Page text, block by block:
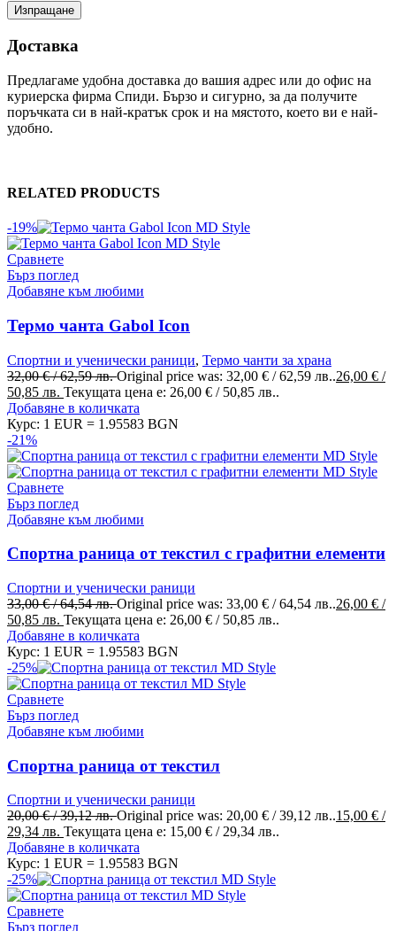
Доставка
Предлагаме удобна доставка до вашия адрес или до офис на
куриерска фирма Спиди. Бързо и сигурно, за да получите
поръчката си в най-кратък срок и на мястото, което ви е най-
удобно.
RELATED PRODUCTS
-19%
Сравнете
Бърз поглед
Добавяне към любими
Термо чанта Gabol Icon
Спортни и ученически раници, Термо чанти за храна
32,00€/ 62,59 лв.Original price was: 32,00 € / 62,59 лв..26,00 € /
50,85 лв. Текущата цена е: 26,00 € / 50,85 лв..
Добавяне в количката
Курс: 1 EUR = 1.95583 BGN
-21%
Сравнете
Бърз поглед
Добавяне към любими
Спортна раница от текстил с графитни елементи
Спортни и ученически раници
33,00€/ 64,54 лв.Original price was: 33,00 € / 64,54 лв..26,00 € /
50,85 лв. Текущата цена е: 26,00 € / 50,85 лв..
Добавяне в количката
Курс: 1 EUR = 1.95583 BGN
-25%
Сравнете
Бърз поглед
Добавяне към любими
Спортна раница от текстил
Спортни и ученически раници
20,00€/ 39,12 лв.Original price was: 20,00 € / 39,12 лв..15,00 € /
29,34 лв. Текущата цена е: 15,00 € / 29,34 лв..
Добавяне в количката
Курс: 1 EUR = 1.95583 BGN
-25%
Сравнете
Бърз поглед